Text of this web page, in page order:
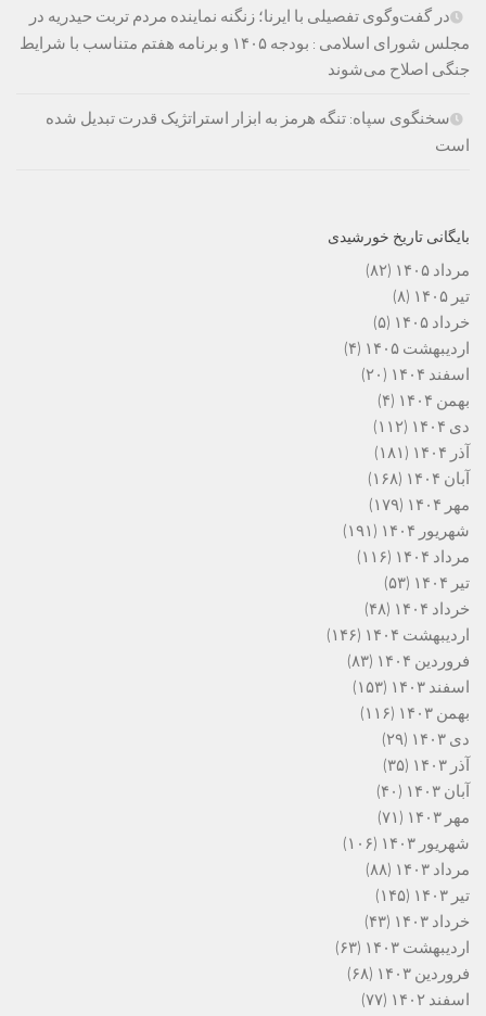
در گفت‌وگوی تفصیلی با ایرنا؛ زنگنه نماینده مردم تربت حیدریه در
مجلس شورای اسلامی : بودجه ۱۴۰۵ و برنامه هفتم متناسب با شرایط
جنگی اصلاح می‌شوند
سخنگوی سپاه: تنگه هرمز به ابزار استراتژیک قدرت تبدیل شده
است
بایگانی تاریخ خورشیدی
مرداد ۱۴۰۵
(۸۲)
تیر ۱۴۰۵
(۸)
خرداد ۱۴۰۵
(۵)
اردیبهشت ۱۴۰۵
(۴)
اسفند ۱۴۰۴
(۲۰)
بهمن ۱۴۰۴
(۴)
دی ۱۴۰۴
(۱۱۲)
آذر ۱۴۰۴
(۱۸۱)
آبان ۱۴۰۴
(۱۶۸)
مهر ۱۴۰۴
(۱۷۹)
شهریور ۱۴۰۴
(۱۹۱)
مرداد ۱۴۰۴
(۱۱۶)
تیر ۱۴۰۴
(۵۳)
خرداد ۱۴۰۴
(۴۸)
اردیبهشت ۱۴۰۴
(۱۴۶)
فروردین ۱۴۰۴
(۸۳)
اسفند ۱۴۰۳
(۱۵۳)
بهمن ۱۴۰۳
(۱۱۶)
دی ۱۴۰۳
(۲۹)
آذر ۱۴۰۳
(۳۵)
آبان ۱۴۰۳
(۴۰)
مهر ۱۴۰۳
(۷۱)
شهریور ۱۴۰۳
(۱۰۶)
مرداد ۱۴۰۳
(۸۸)
تیر ۱۴۰۳
(۱۴۵)
خرداد ۱۴۰۳
(۴۳)
اردیبهشت ۱۴۰۳
(۶۳)
فروردین ۱۴۰۳
(۶۸)
اسفند ۱۴۰۲
(۷۷)